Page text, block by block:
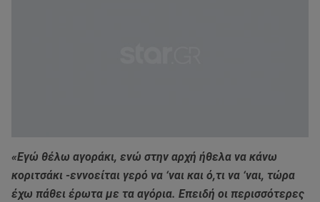
«Εγώ θέλω αγοράκι, ενώ στην αρχή ήθελα να κάνω
κοριτσάκι -εννοείται γερό να ‘ναι και ό,τι να ‘ναι, τώρα
έχω πάθει έρωτα με τα αγόρια. Επειδή οι περισσότερες